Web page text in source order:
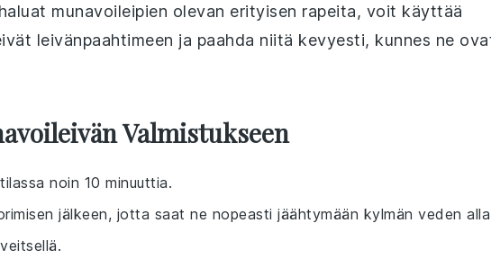
munavoileipien olevan erityisen rapeita, voit käyttää
leivänpaahtimeen ja paahda niitä kevyesti, kunnes ne
Valmistukseen
noin 10 minuuttia.
jälkeen, jotta saat ne nopeasti jäähtymään kylmän veden
veitsellä.